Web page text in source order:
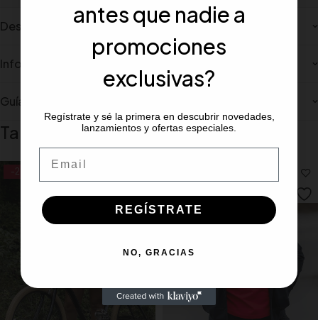
Description
Información adicional
Guía de tallas
También te recomendamos…
-20%
antes que nadie a
promociones
exclusivas?
Regístrate y sé la primera en descubrir novedades,
lanzamientos y ofertas especiales.
REGÍSTRATE
NO, GRACIAS